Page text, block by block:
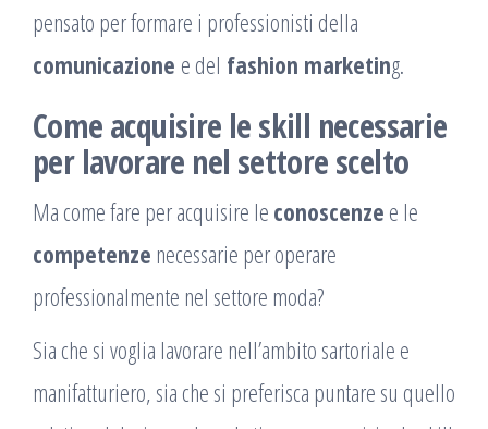
pensato per formare i professionisti della
comunicazione e del fashion marketing.
Come acquisire le skill necessarie
per lavorare nel settore scelto
Ma come fare per acquisire le conoscenze e le
competenze necessarie per operare
professionalmente nel settore moda?
Sia che si voglia lavorare nell’ambito sartoriale e
manifatturiero, sia che si preferisca puntare su quello